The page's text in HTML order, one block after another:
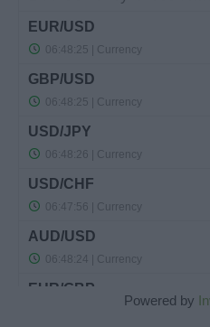
Powered by